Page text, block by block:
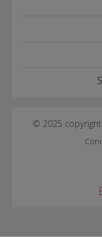
© 2025